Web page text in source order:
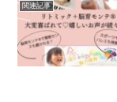
関連記事